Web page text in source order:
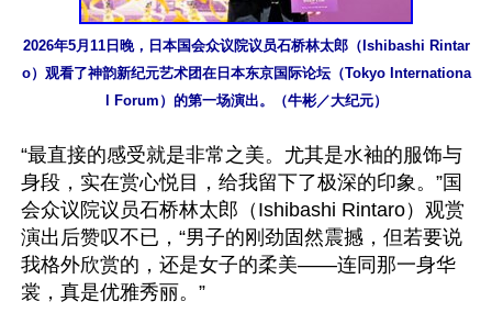
2026年5月11日晚，日本国会众议院议员石桥林太郎（Ishibashi Rintar
o）观看了神韵新纪元艺术团在日本东京国际论坛（Tokyo Internationa
l Forum）的第一场演出。（牛彬／大纪元）
“最直接的感受就是非常之美。尤其是水袖的服饰与
身段，实在赏心悦目，给我留下了极深的印象。”国
会众议院议员石桥林太郎（Ishibashi Rintaro）观赏
演出后赞叹不已，“男子的刚劲固然震撼，但若要说
我格外欣赏的，还是女子的柔美——连同那一身华
裳，真是优雅秀丽。”